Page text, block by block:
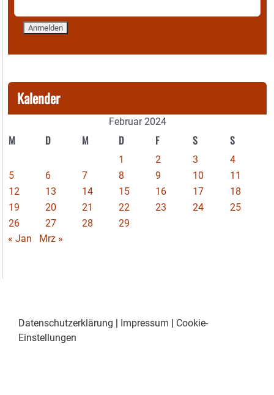
Kalender
Februar 2024
M D M D F S S
1 2 3
4
5
6 7 8 9 10
11
12
13 14 15 16 17
18
19
20 21 22 23 24
25
26
27 28
29
« Jan
Mrz »
Datenschutzerklärung | Impressum | Cookie-
Einstellungen